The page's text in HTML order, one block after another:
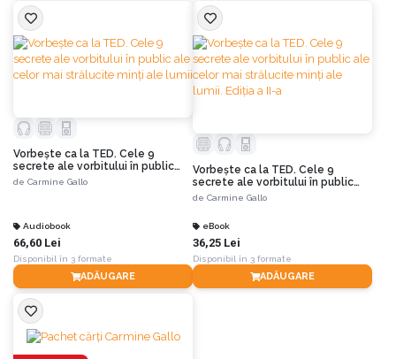
Vorbește ca la TED. Cele 9
secrete ale vorbitului în public
ale celor mai strălucite minți ale
de Carmine Gallo
Audiobook
66,60 Lei
Disponibil în 3 formate
ADĂUGARE
Vorbește ca la TED. Cele 9
secrete ale vorbitului în public
ale celor mai strălucite minți ale
de Carmine Gallo
eBook
36,25 Lei
Disponibil în 3 formate
ADĂUGARE